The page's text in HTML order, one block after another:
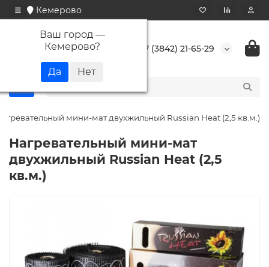
Кемерово
Ваш город —
Кемерово? +7 (3842) 21-65-29
мини-мат двухжильный Russian Heat (2,5 кв.м.)
Нагревательный мини-мат
двухжильный Russian Heat (2,5
кв.м.)